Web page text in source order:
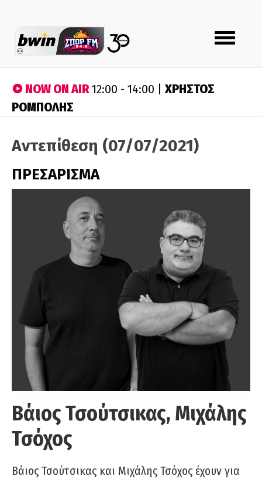
Toggle
navigation
NOW ON AIR12:00 - 14:00 | ΧΡΗΣΤΟΣ
ΡΟΜΠΟΛΗΣ
Αντεπίθεση (07/07/2021)
ΠΡΕΣΑΡΙΣΜΑ
Βάιος Τσούτσικας, Μιχάλης
Τσόχος
Βάιος Τσούτσικας και Μιχάλης Τσόχος έχουν για